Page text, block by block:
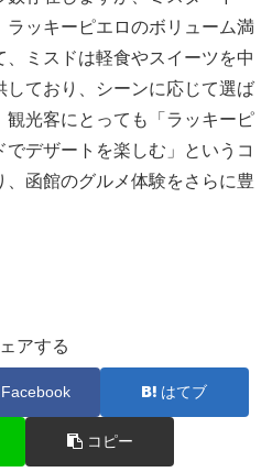
ッキーピエロのボリューム満
、ミスドは軽食やスイーツを中
ており、シーンに応じて選ば
観光客にとっても「ラッキーピ
デザートを楽しむ」というコ
函館のグルメ体験をさらに豊
アする
Facebook はてブ
コピー